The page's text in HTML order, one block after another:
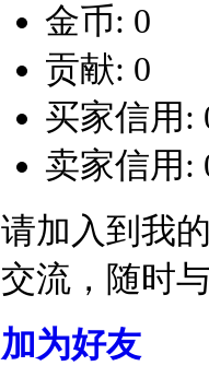
金币: 0
贡献: 0
买家信用:
卖家信用:
请加入到我
交流，随时
加为好友